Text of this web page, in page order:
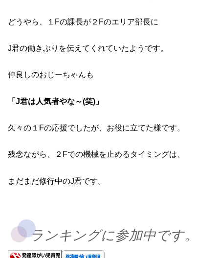
どうやら、１Fの課長が２Fのエリア部長に
J君の働きぶりを伝えてくれていたようです。
仲良しのおじーちゃんも
「J君は人気者やな～(笑)」
久々の１Fの応援でしたが、お役に立てた様です。
残念ながら、２Fでの機械を止めるタイミングは、
まだまだ修行中のJ君です。
ランキングに参加中です。